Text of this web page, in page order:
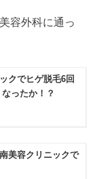
容外科に通っ
クでヒゲ脱毛6回
ったか！？
美容クリニックで